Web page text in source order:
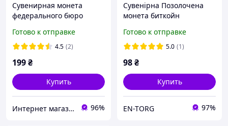
Сувенирная монета
федерального бюро
Готово к отправке
4.5 (2)
199₴
Купить
Интернет магазин GSM-V 96%
Сувенірна Позолочена
монета биткойн
Готово к отправке
5.0 (1)
98₴
Купить
EN-TORG 97%